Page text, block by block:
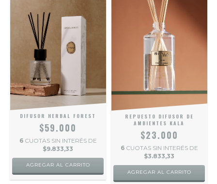
DIFUSOR HERBAL FOREST
$59.000
6 CUOTAS SIN INTERÉS DE
$9.833,33
REPUESTO DIFUSOR DE
AMBIENTES KALA
$23.000
6 CUOTAS SIN INTERÉS DE
$3.833,33
AGREGAR AL CARRITO